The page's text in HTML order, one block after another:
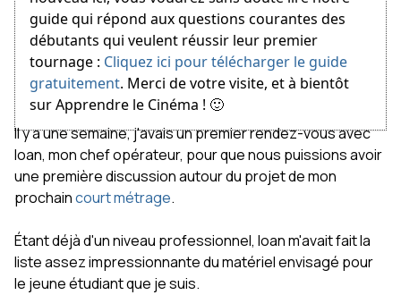
guide qui répond aux questions courantes des
débutants qui veulent réussir leur premier
tournage : Cliquez ici pour télécharger le guide
gratuitement. Merci de votre visite, et à bientôt
sur Apprendre le Cinéma ! 🙂
Il y a une semaine, j'avais un premier rendez-vous avec
Ioan, mon chef opérateur, pour que nous puissions avoir
une première discussion autour du projet de mon
prochaincourt métrage.
Étant déjà d'un niveau professionnel, Ioan m'avait fait la
liste assez impressionnante du matériel envisagé pour
le jeune étudiant que je suis.